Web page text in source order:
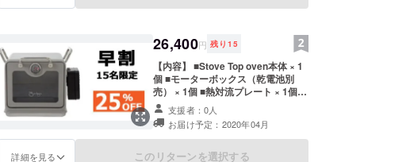
す。
26,400円 残り 15
【内容】 ■Stove Top oven本体 × 1
個 ■モーターボックス（乾電池別
売） × 1個 ■熱対流プレート × 1個 ■
オイル収集プレート × 1個 ■ロティ
サリーフォーク × 1個 ■ロティサ
リーフォークリフター × 1個 ■ワイ
ヤーラック × 2個 ■アルミホイル
ラック × 1個 ■オーブンスタンド × 1
支援者：0人
お届け予定：2020年04月
詳細を見る このリターンを選択する